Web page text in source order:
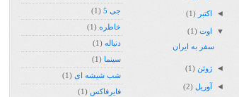
جی 5 (1)
خاطره (1)
دنباله (1)
سینما (1)
شب شیشه ای (1)
فایرفاکس (1)
◄ اکتبر (1)
▼ اوت (1)
سفر به ایران
◄ ژوئن (1)
◄ آوریل (2)